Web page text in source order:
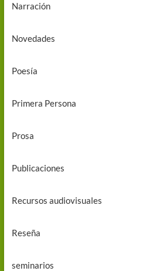
Narración
Novedades
Poesía
Primera Persona
Prosa
Publicaciones
Recursos audiovisuales
Reseña
seminarios